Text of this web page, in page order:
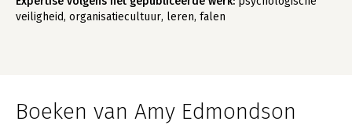
veiligheid, organisatiecultuur, leren, falen
Boeken van Amy Edmondson